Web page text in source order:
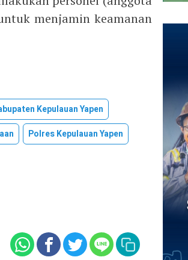
menjamin keamanan
Kepulauan Yapen
Polres Kepulauan Yapen